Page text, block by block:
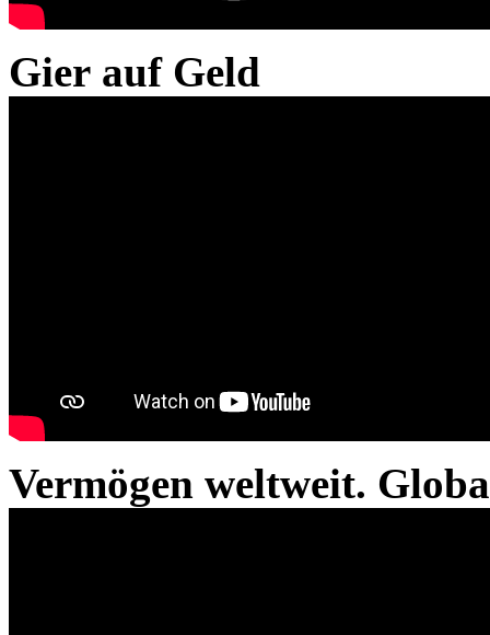
Gier auf Geld
Vermögen weltweit.